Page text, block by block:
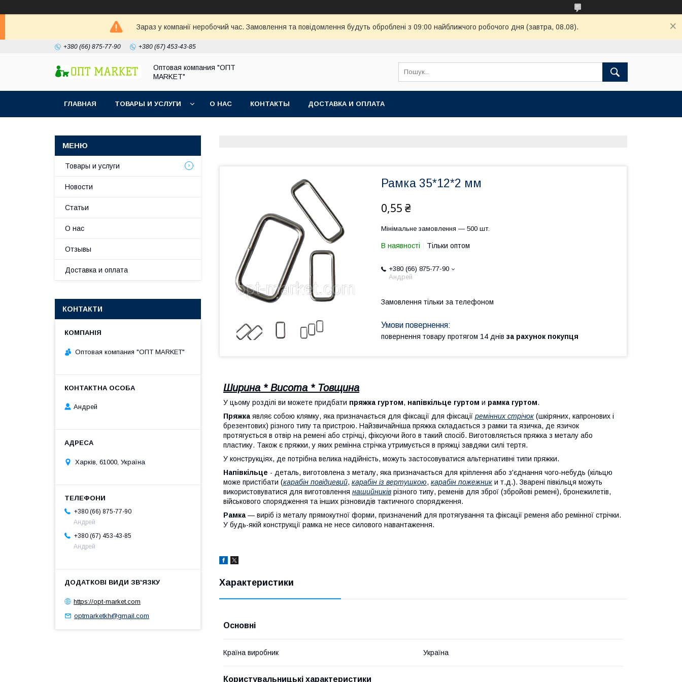
Зараз у компанії неробочий час. Замовлення та повідомлення будуть оброблені з 09:00 найближчого робочого дня (завтра, 08.08).
+380 (66) 875-77-90 +380 (67) 453-43-85
Оптовая компания "ОПТ
MARKET"
ГЛАВНАЯ ТОВАРЫ И УСЛУГИ О НАС КОНТАКТЫ ДОСТАВКА И ОПЛАТА
Рамка 35*12*2 мм
0,55 ₴
Мінімальне замовлення — 500 шт.
В наявності Тільки оптом
+380 (66) 875-77-90
Андрей
Замовлення тільки за телефоном
повернення товару протягом 14 днів за рахунок покупця
Ширина * Висота * Товщина
У цьому розділі ви можете придбати пряжка гуртом, напівкільце гуртом и рамка гуртом.
Пряжка являє собою клямку, яка призначається для фіксації для фіксації ремінних стрічок (шкіряних, капронових і
брезентових) різного типу та пристрою. Найзвичайніша пряжка складається з рамки та язичка, де язичок
протягується в отвір на ремені або стрічці, фіксуючи його в такий спосіб. Виготовляється пряжка з металу або
пластику. Також є пряжки, у яких ремінна стрічка утримується в пряжці завдяки силі тертя.
У конструкціях, де потрібна велика надійність, можуть застосовуватися альтернативні типи пряжки.
Напівкільце - деталь, виготовлена з металу, яка призначається для кріплення або з'єднання чого-небудь (кільцю
може пристібати (карабін повідцевий, карабін із вертушкою, карабін пожежник и т.д.). Зварені півкільця можуть
використовуватися для виготовлення нашийників різного типу, ременів для зброї (збройові ремені), бронежилетів,
військового спорядження та інших різновидів тактичного спорядження.
Рамка — виріб із металу прямокутної форми, призначений для протягування та фіксації ременя або ремінної стрічки.
У будь-якій конструкції рамка не несе силового навантаження.
Характеристики
Основні
Країна виробник Україна
Користувальницькі характеристики
Товары и услуги
Новости
Статьи
О нас
Отзывы
Доставка и оплата
КОНТАКТИ
Оптовая компания "ОПТ MARKET"
Андрей
Харків, 61000, Україна
+380 (66) 875-77-90
Андрей
+380 (67) 453-43-85
Андрей
https://opt-market.com
optmarketkh@gmail.com